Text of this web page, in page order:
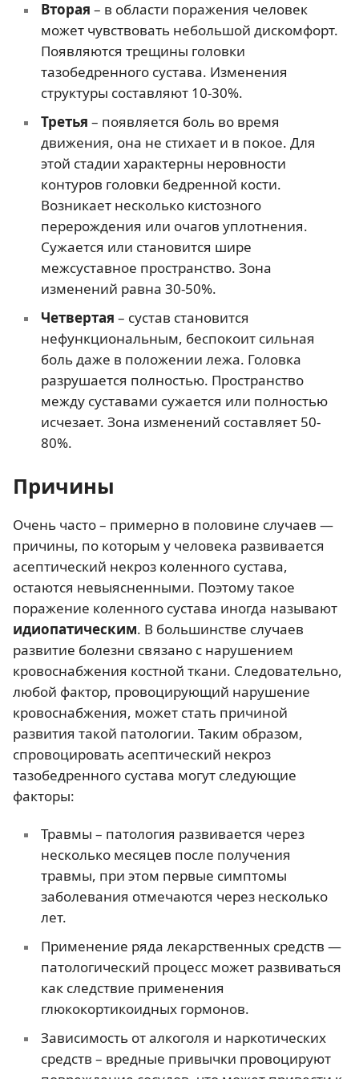
Вторая – в области поражения человек
может чувствовать небольшой дискомфорт.
Появляются трещины головки
тазобедренного сустава. Изменения
структуры составляют 10-30%.
Третья – появляется боль во время
движения, она не стихает и в покое. Для
этой стадии характерны неровности
контуров головки бедренной кости.
Возникает несколько кистозного
перерождения или очагов уплотнения.
Сужается или становится шире
межсуставное пространство. Зона
изменений равна 30-50%.
Четвертая – сустав становится
нефункциональным, беспокоит сильная
боль даже в положении лежа. Головка
разрушается полностью. Пространство
между суставами сужается или полностью
исчезает. Зона изменений составляет 50-
80%.
Причины
Очень часто – примерно в половине случаев —
причины, по которым у человека развивается
асептический некроз коленного сустава,
остаются невыясненными. Поэтому такое
поражение коленного сустава иногда называют
идиопатическим. В большинстве случаев
развитие болезни связано с нарушением
кровоснабжения костной ткани. Следовательно,
любой фактор, провоцирующий нарушение
кровоснабжения, может стать причиной
развития такой патологии. Таким образом,
спровоцировать асептический некроз
тазобедренного сустава могут следующие
факторы:
Травмы – патология развивается через
несколько месяцев после получения
травмы, при этом первые симптомы
заболевания отмечаются через несколько
лет.
Применение ряда лекарственных средств —
патологический процесс может развиваться
как следствие применения
глюкокортикоидных гормонов.
Зависимость от алкоголя и наркотических
средств – вредные привычки провоцируют